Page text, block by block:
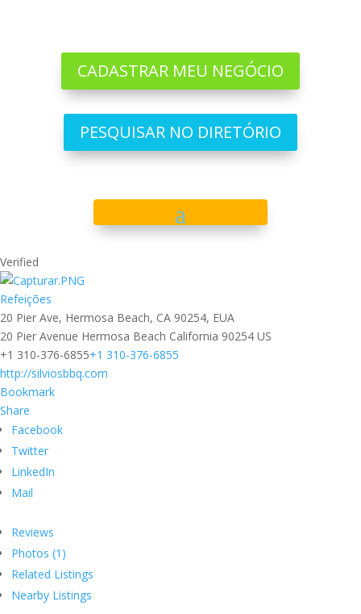
CADASTRAR MEU NEGÓCIO
PESQUISAR NO DIRETÓRIO
Verified
Refeições
20 Pier Ave, Hermosa Beach, CA 90254, EUA
20 Pier Avenue Hermosa Beach California 90254 US
+1 310-376-6855+1 310-376-6855
http://silviosbbq.com
Bookmark
Share
Facebook
Twitter
LinkedIn
Mail
Reviews
Photos (1)
Related Listings
Nearby Listings